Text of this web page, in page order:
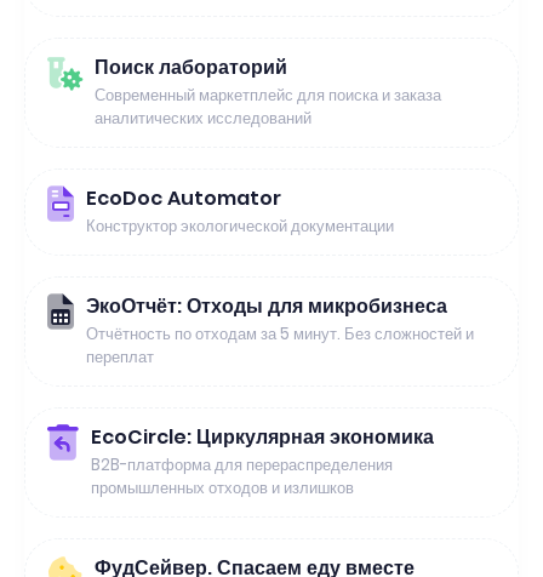
Поиск лабораторий
Современный маркетплейс для поиска и заказа
аналитических исследований
EcoDoc Automator
Конструктор экологической документации
ЭкоОтчёт: Отходы для микробизнеса
Отчётность по отходам за 5 минут. Без сложностей и
переплат
EcoCircle: Циркулярная экономика
B2B-платформа для перераспределения
промышленных отходов и излишков
ФудСейвер. Спасаем еду вместе